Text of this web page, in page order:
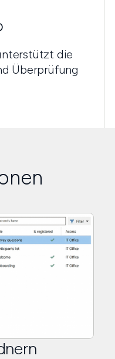
die
Überprüfung